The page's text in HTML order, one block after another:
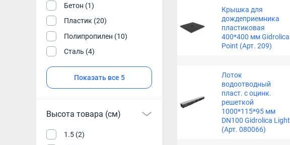
Бетон (1)
Пластик (20)
Полипропилен (10)
Сталь (4)
Показать все 5
Высота товара (см)
1.5 (2)
Крышка для
дождеприемника
пластиковая
400*400 мм Gidrolica
Point (Арт. 209)
Лоток
водоотводный
пласт. c оцинк.
решеткой
1000*115*95 мм
DN100 Gidrolica Light
(Арт. 080066)